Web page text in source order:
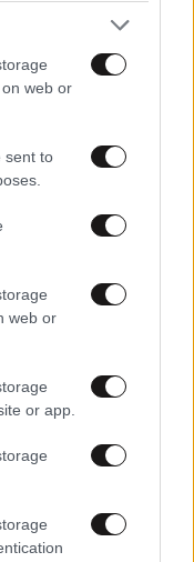
web or
sent to
web or
or app.
Επιπλέον,